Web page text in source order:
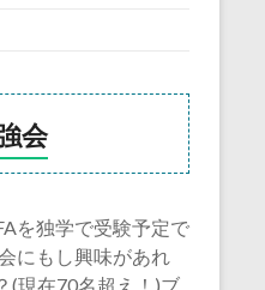
会
を独学で受験予定で
にもし興味があれ
(現在70名超え！)ブ